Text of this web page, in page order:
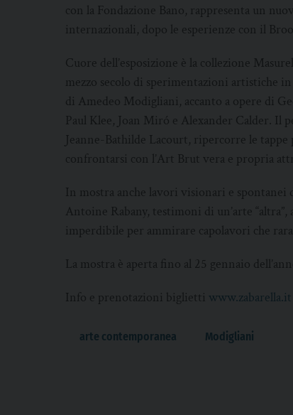
con la Fondazione Bano, rappresenta un
internazionali, dopo le esperienze con il
Cuore dell’esposizione è la collezione
mezzo secolo di sperimentazioni artistiche
di Amedeo Modigliani, accanto a opere di
Paul Klee, Joan Miró e Alexander Calder. Il
Jeanne-Bathilde Lacourt, ripercorre le
confrontarsi con l’Art Brut vera e propria
In mostra anche lavori visionari e spontanei
Antoine Rabany, testimoni di un’arte
imperdibile per ammirare capolavori che
La mostra è aperta fino al 25 gennaio
Info e prenotazioni biglietti www.zabarella.it
arte contemporanea Modigliani